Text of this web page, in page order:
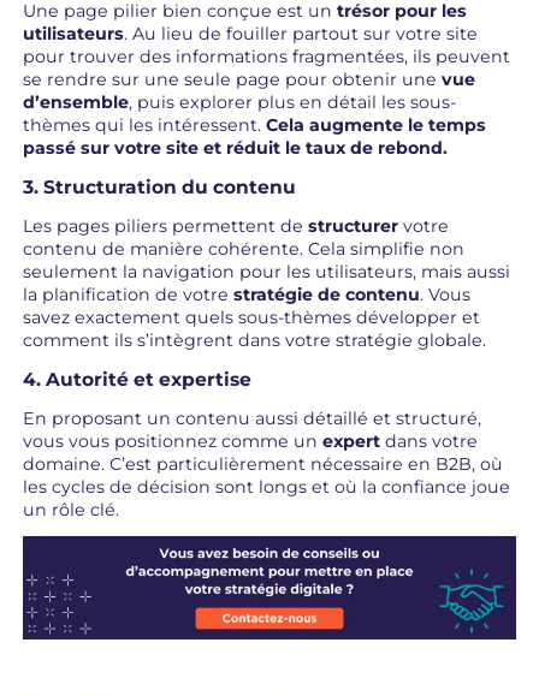
Une page pilier bien conçue est untrésor pour les
utilisateurs. Au lieu de fouiller partout sur votre site
pour trouver des informations fragmentées, ils peuvent
se rendre sur une seule page pour obtenir unevue
d’ensemble, puis explorer plus en détail les sous-
thèmes qui les intéressent.Cela augmente le temps
passé sur votre site et réduit le taux de rebond.
3. Structuration du contenu
Les pages piliers permettent destructurer votre
contenu de manière cohérente. Cela simplifie non
seulement la navigation pour les utilisateurs, mais aussi
la planification de votrestratégie de contenu. Vous
savez exactement quels sous-thèmes développer et
comment ils s’intègrent dans votre stratégie globale.
4. Autorité et expertise
En proposant un contenu aussi détaillé et structuré,
vous vous positionnez comme unexpert dans votre
domaine. C’est particulièrement nécessaire en B2B, où
les cycles de décision sont longs et où la confiance joue
un rôle clé.